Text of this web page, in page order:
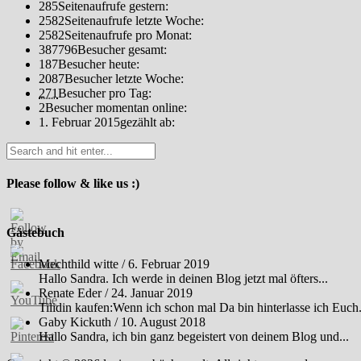
285Seitenaufrufe gestern:
2582Seitenaufrufe letzte Woche:
2582Seitenaufrufe pro Monat:
387796Besucher gesamt:
187Besucher heute:
2087Besucher letzte Woche:
271Besucher pro Tag:
2Besucher momentan online:
1. Februar 2015gezählt ab:
Please follow & like us :)
Gästebuch
Mechthild witte /6. Februar 2019
Hallo Sandra. Ich werde in deinen Blog jetzt mal öfters...
Renate Eder/ 24. Januar 2019
Tilidin kaufen:Wenn ich schon mal Da bin hinterlasse ich
Gaby Kickuth / 10. August 2018
Hallo Sandra, ich bin ganz begeistert von deinem Blog und...